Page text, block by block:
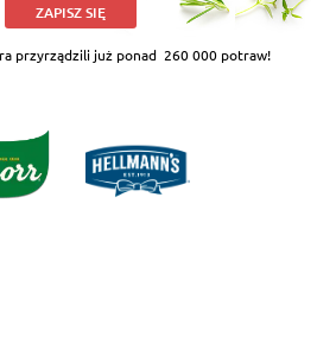
ZAPISZ SIĘ
przyrządzili już ponad 260 000 potraw!